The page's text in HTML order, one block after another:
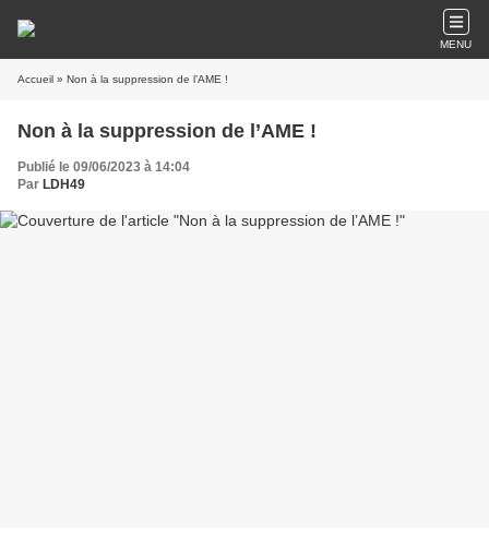
MENU
Accueil » Non à la suppression de l’AME !
Non à la suppression de l’AME !
Publié le 09/06/2023 à 14:04
Par LDH49